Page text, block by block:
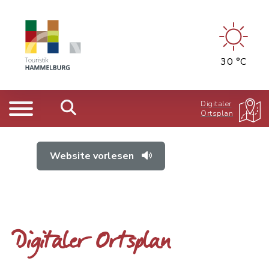
30 °C
Digitaler
Ortsplan
Website vorlesen
Digitaler Ortsplan